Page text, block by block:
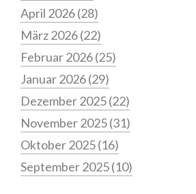
April 2026(28)
März 2026(22)
Februar 2026(25)
Januar 2026(29)
Dezember 2025(22)
November 2025(31)
Oktober 2025(16)
September 2025(10)